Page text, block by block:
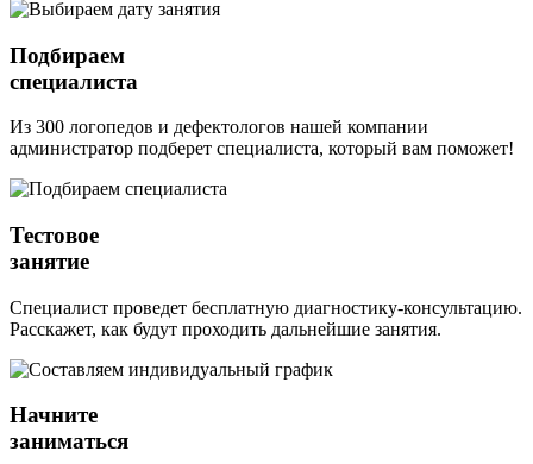
Подбираем
специалиста
Из 300 логопедов и дефектологов нашей компании
администратор подберет специалиста, который вам поможет!
Тестовое
занятие
Специалист проведет бесплатную диагностику-консультацию.
Расскажет, как будут проходить дальнейшие занятия.
Начните
заниматься